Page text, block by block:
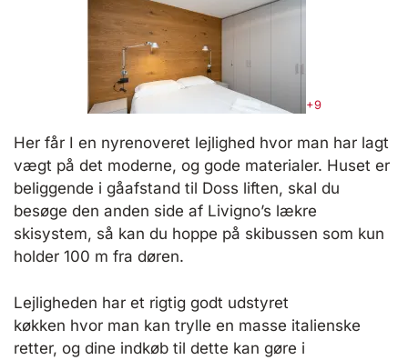
+9
Her får I en nyrenoveret lejlighed hvor man har lagt
vægt på det moderne, og gode materialer. Huset er
beliggende i gåafstand til Doss liften, skal du
besøge den anden side af Livigno’s lækre
skisystem, så kan du hoppe på skibussen som kun
holder 100 m fra døren.
Lejligheden har et rigtig godt udstyret
køkken hvor man kan trylle en masse italienske
retter, og dine indkøb til dette kan gøre i